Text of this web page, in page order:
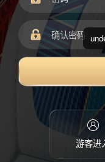
游客进